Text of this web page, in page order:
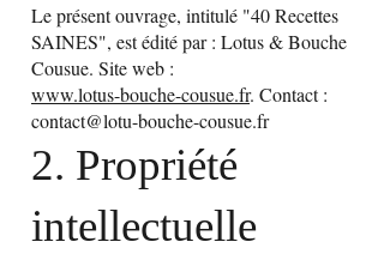
Le présent ouvrage, intitulé "40 Recettes
SAINES", est édité par : Lotus & Bouche
Cousue. Site web :
www.lotus-bouche-cousue.fr. Contact :
contact@lotu-bouche-cousue.fr
2. Propriété
intellectuelle